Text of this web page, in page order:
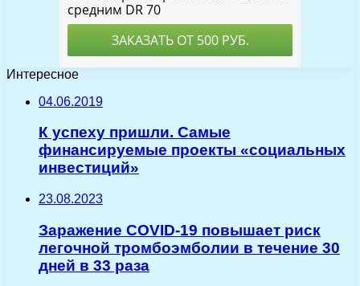
Интересное
04.06.2019
К успеху пришли. Самые
финансируемые проекты «социальных
инвестиций»
23.08.2023
Заражение COVID-19 повышает риск
легочной тромбоэмболии в течение 30
дней в 33 раза